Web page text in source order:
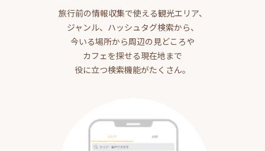
旅行前の情報収集で使える観光エリア、
ジャンル、ハッシュタグ検索から、
今いる場所から周辺の見どころや
カフェを探せる現在地まで
役に立つ検索機能がたくさん。